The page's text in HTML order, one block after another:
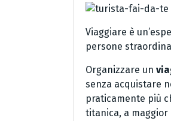
Viaggiare è
persone
Organizzare un
senza acquistare
praticamente più
titanica, a maggior